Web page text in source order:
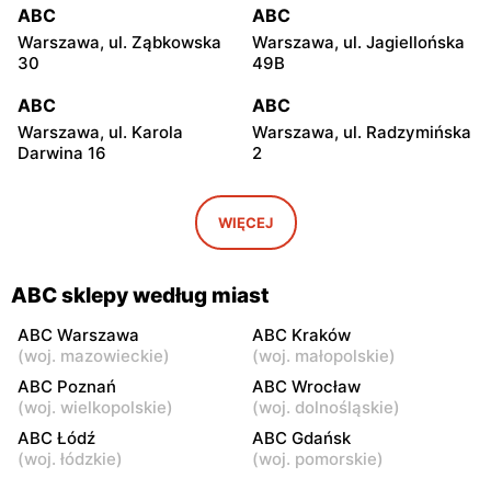
ABC
Warszawa, ul. Ząbkowska
30
ABC
Warszawa, ul. Jagiellońska
49B
ABC
Warszawa, ul. Karola
Darwina 16
ABC
Warszawa, ul. Radzymińska
2
ABC
Warszawa, ul. Białostocka
9
ABC
Warszawa, ul. Grochowska
321
ABC
ABC
Warszawa, ul. Kowieńska
20
ABC
Warszawa, ul. Chełmska 9
ABC ABC
WIĘCEJ
ABC sklepy według miast
ABC Warszawa
(woj. mazowieckie)
ABC Kraków
(woj. małopolskie)
ABC Poznań
(woj. wielkopolskie)
ABC Wrocław
(woj. dolnośląskie)
ABC Łódź
(woj. łódzkie)
ABC Gdańsk
(woj. pomorskie)